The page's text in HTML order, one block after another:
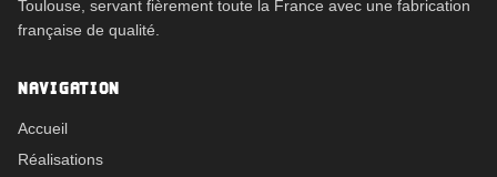
Toulouse, servant fièrement toute la France avec une fabrication
française de qualité.
NAVIGATION
Accueil
Réalisations